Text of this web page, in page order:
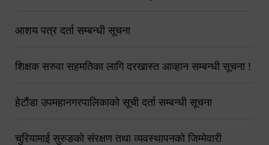
आशय पत्र दर्ता सम्बन्धी सूचना
शिक्षक सरुवा सहमतिका लागि दरखास्त आव्हान सम्बन्धी सूचना !
हेटौंडा उपमहानगरपालिकाको सूची दर्ता सम्बन्धी सूचना
चुरियामाई सुरुङको संरक्षण तथा व्यवस्थापनको जिम्मेवारी